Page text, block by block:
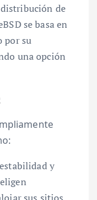
de
se basa en
por su
una opción
y